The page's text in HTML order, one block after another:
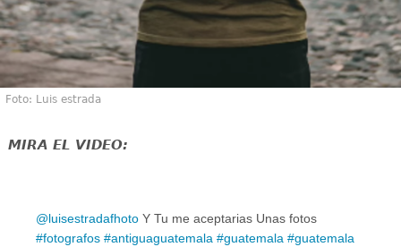
Foto: Luis estrada
MIRA EL VIDEO:
@luisestradafhoto Y Tu me aceptarias Unas fotos
#fotografos #antiguaguatemala #guatemala #guatemala